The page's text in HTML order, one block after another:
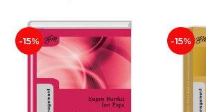
-15% -15%